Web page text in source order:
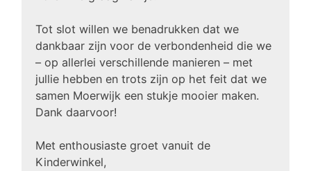
Tot slot willen we benadrukken dat we
dankbaar zijn voor de verbondenheid die we
– op allerlei verschillende manieren – met
jullie hebben en trots zijn op het feit dat we
samen Moerwijk een stukje mooier maken.
Dank daarvoor!
Met enthousiaste groet vanuit de
Kinderwinkel,